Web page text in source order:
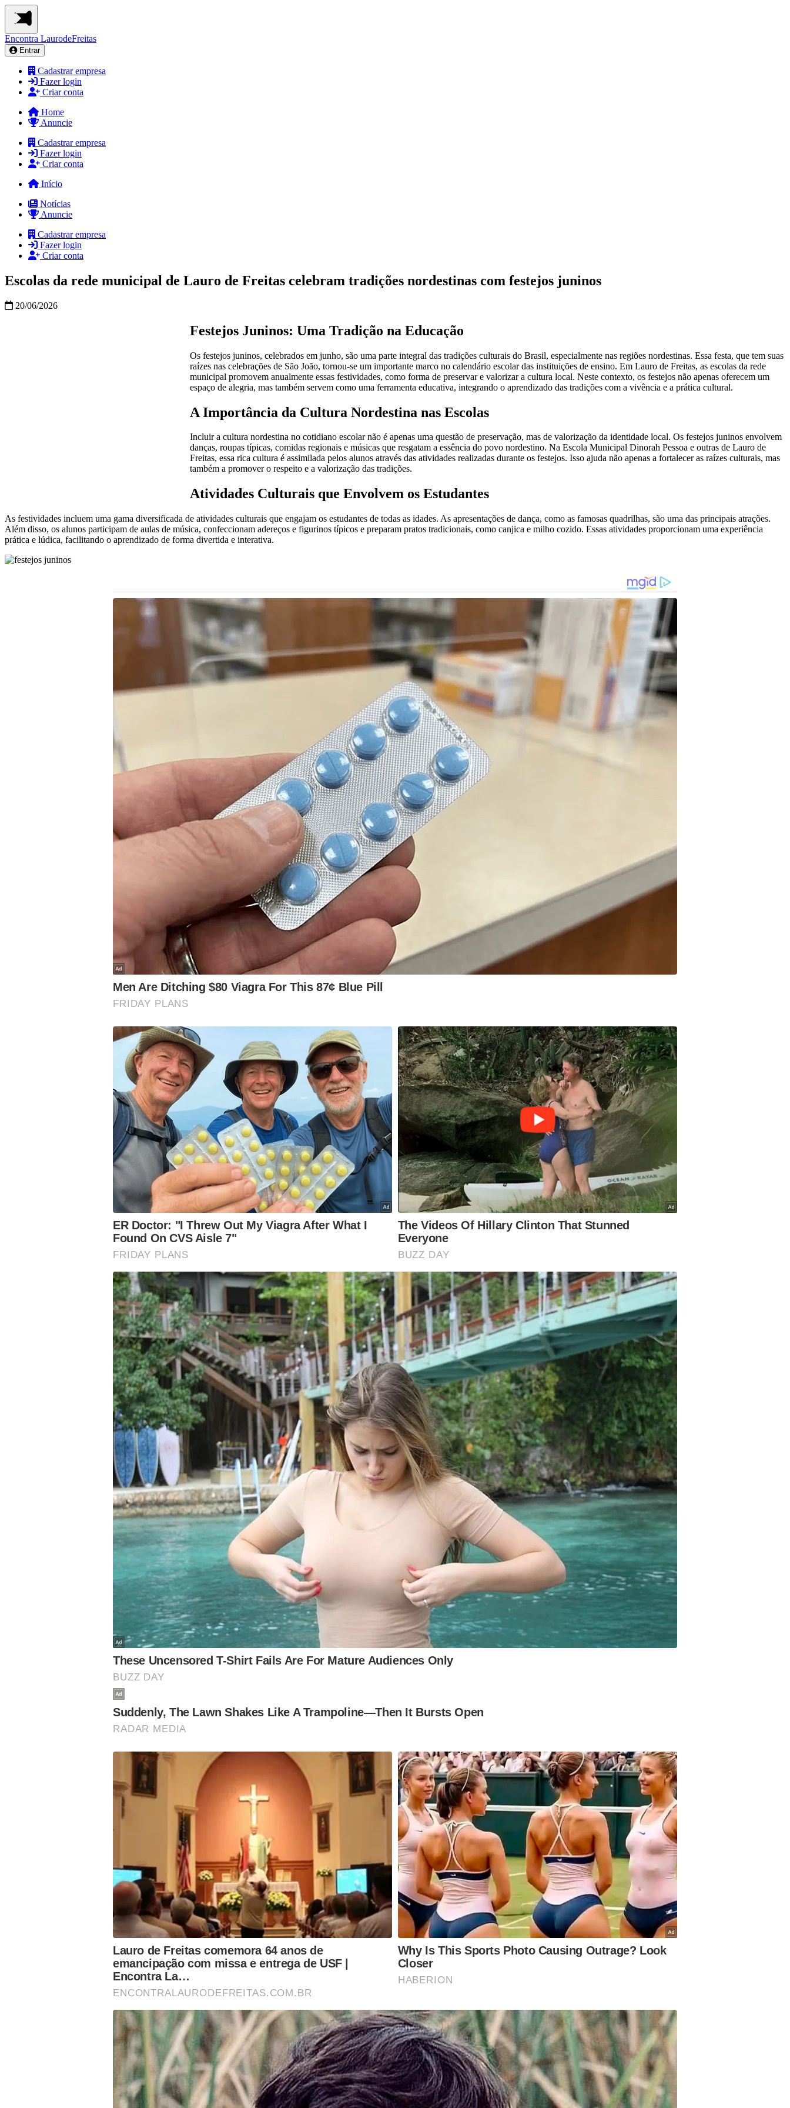
Encontra LaurodeFreitas
Entrar
Cadastrar empresa
Fazer login
Criar conta
Home
Anuncie
Cadastrar empresa
Fazer login
Criar conta
Início
Notícias
Anuncie
Cadastrar empresa
Fazer login
Criar conta
Escolas da rede municipal de Lauro de Freitas celebram tradições nordestinas com festejos juninos
20/06/2026
Festejos Juninos: Uma Tradição na Educação
Os festejos juninos, celebrados em junho, são uma parte integral das tradições culturais do Brasil, especialmente nas regiões nordestinas. Essa festa, que tem suas
raízes nas celebrações de São João, tornou-se um importante marco no calendário escolar das instituições de ensino. Em Lauro de Freitas, as escolas da rede
municipal promovem anualmente essas festividades, como forma de preservar e valorizar a cultura local. Neste contexto, os festejos não apenas oferecem um
espaço de alegria, mas também servem como uma ferramenta educativa, integrando o aprendizado das tradições com a vivência e a prática cultural.
A Importância da Cultura Nordestina nas Escolas
Incluir a cultura nordestina no cotidiano escolar não é apenas uma questão de preservação, mas de valorização da identidade local. Os festejos juninos envolvem
danças, roupas típicas, comidas regionais e músicas que resgatam a essência do povo nordestino. Na Escola Municipal Dinorah Pessoa e outras de Lauro de
Freitas, essa rica cultura é assimilada pelos alunos através das atividades realizadas durante os festejos. Isso ajuda não apenas a fortalecer as raízes culturais, mas
também a promover o respeito e a valorização das tradições.
Atividades Culturais que Envolvem os Estudantes
As festividades incluem uma gama diversificada de atividades culturais que engajam os estudantes de todas as idades. As apresentações de dança, como as famosas quadrilhas, são uma das principais atrações.
Além disso, os alunos participam de aulas de música, confeccionam adereços e figurinos típicos e preparam pratos tradicionais, como canjica e milho cozido. Essas atividades proporcionam uma experiência
prática e lúdica, facilitando o aprendizado de forma divertida e interativa.